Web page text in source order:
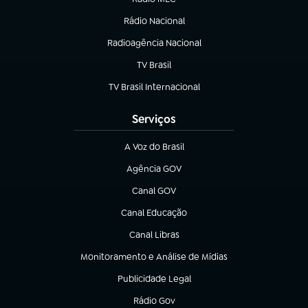
(abre em nova aba)
Rádio Nacional
Radioagência Nacional
(abre em nova aba)
TV Brasil
(abre em nova aba)
TV Brasil Internacional
(abre em nova aba)
Serviços
A Voz do Brasil
(abre em nova aba)
Agência GOV
(abre em nova aba)
Canal GOV
(abre em nova aba)
Canal Educação
(abre em nova aba)
Canal Libras
(abre em nova aba)
Monitoramento e Análise de Mídias
(abre em nova aba)
Publicidade Legal
(abre em nova aba)
Rádio Gov
(abre em nova aba)